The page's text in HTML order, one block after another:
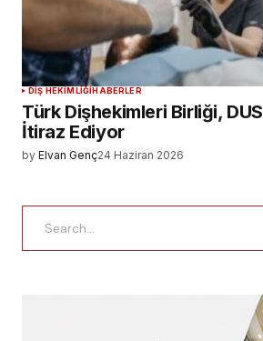
DIŞ HEKIMLIĞI HABERLER
Türk Dişhekimleri Birliği,
İtiraz Ediyor
by Elvan Genç24 Haziran 2026